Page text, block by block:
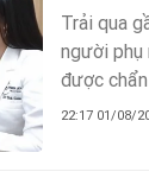
Trải qua
người phụ
được
bệnh mới
22:17 01/08/